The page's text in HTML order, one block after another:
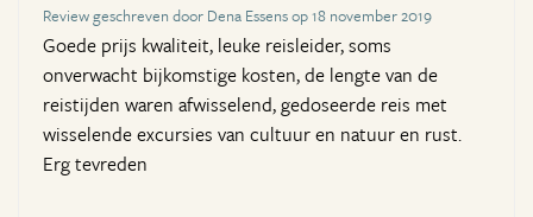
Review geschreven door Dena Essens op 18 november 2019
Goede prijs kwaliteit, leuke reisleider, soms
onverwacht bijkomstige kosten, de lengte van de
reistijden waren afwisselend, gedoseerde reis met
wisselende excursies van cultuur en natuur en rust.
Erg tevreden